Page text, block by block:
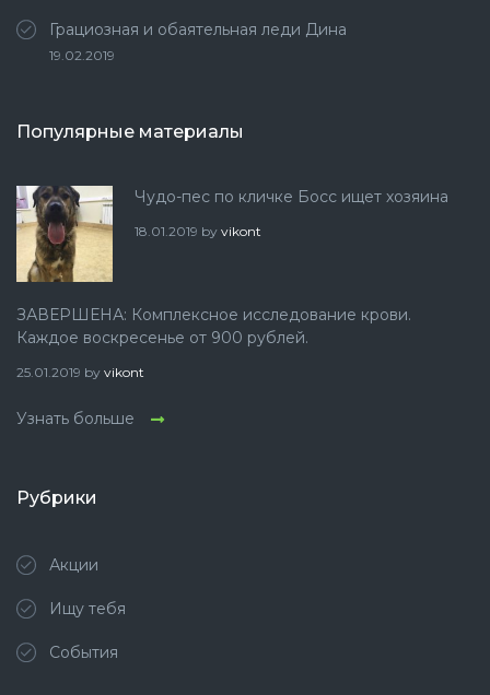
Грациозная и обаятельная леди Дина
19.02.2019
Популярные материалы
Чудо-пес по кличке Босс ищет хозяина
18.01.2019 by vikont
ЗАВЕРШЕНА: Комплексное исследование крови.
Каждое воскресенье от 900 рублей.
25.01.2019 by vikont
Узнать больше
Рубрики
Акции
Ищу тебя
События